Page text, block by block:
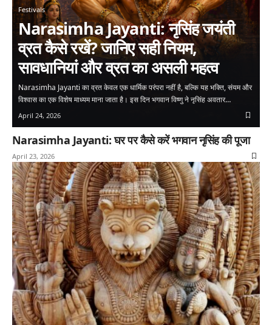
Festivals
Narasimha Jayanti: नृसिंह जयंती
व्रत कैसे रखें? जानिए सही नियम,
सावधानियां और व्रत का असली महत्व
Narasimha Jayanti का व्रत केवल एक धार्मिक परंपरा नहीं है, बल्कि यह भक्ति, संयम और
विश्वास का एक विशेष माध्यम माना जाता है। इस दिन भगवान विष्णु ने नृसिंह अवतार…
April 24, 2026
Narasimha Jayanti: घर पर कैसे करें भगवान नृसिंह की पूजा
April 23, 2026